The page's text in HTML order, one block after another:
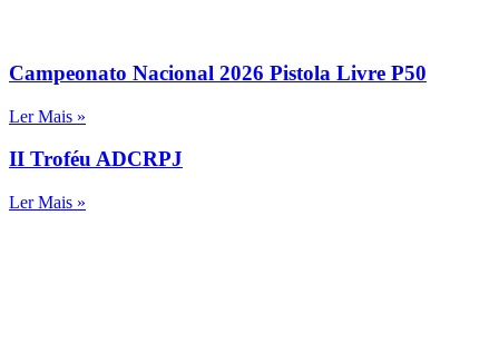
Campeonato Nacional 2026 Pistola Livre P50
Ler Mais »
II Troféu ADCRPJ
Ler Mais »